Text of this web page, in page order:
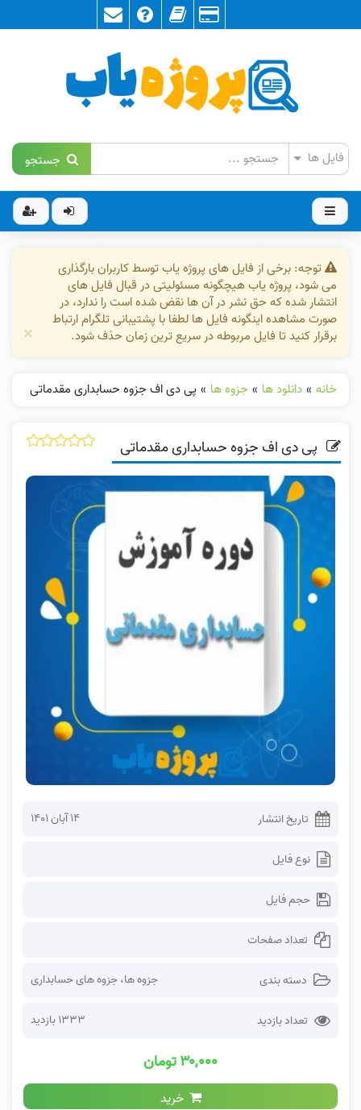
جستجو
توجه: برخی از فایل های پروژه یاب توسط کاربران بارگذاری
می شود، پروژه یاب هیچگونه مسئولیتی در قبال فایل های
انتشار شده که حق نشر در آن ها نقض شده است را ندارد، در
صورت مشاهده اینگونه فایل ها لطفا با پشتیبانی تلگرام ارتباط
برقرار کنید تا فایل مربوطه در سریع ترین زمان حذف شود.
×
خانه » دانلود ها » جزوه ها » پی دی اف جزوه حسابداری مقدماتی
پی دی اف جزوه حسابداری مقدماتی
تاریخ انتشار ۱۴ آبان ۱۴۰۱
نوع فایل
حجم فایل
تعداد صفحات
دسته بندی جزوه ها،جزوه های حسابداری
تعداد بازدید 1333 بازدید
۳۰,۰۰۰ تومان
خرید